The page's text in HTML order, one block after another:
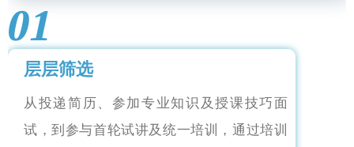
01
层层筛选
从投递简历、参加专业知识及授课技巧面
试，到参与首轮试讲及统一培训，通过培训